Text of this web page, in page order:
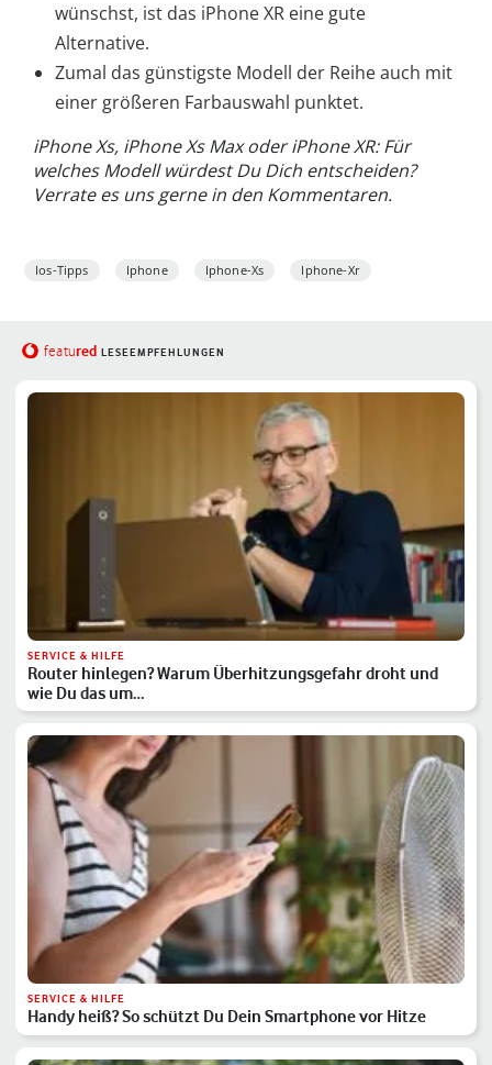
wünschst, ist das iPhone XR eine gute
Alternative.
Zumal das günstigste Modell der Reihe auch mit
einer größeren Farbauswahl punktet.
iPhone Xs, iPhone Xs Max oder iPhone XR: Für
welches Modell würdest Du Dich entscheiden?
Verrate es uns gerne in den Kommentaren.
Ios-Tipps Iphone Iphone-Xs Iphone-Xr
featured LESEEMPFEHLUNGEN
SERVICE & HILFE
Router hinlegen? Warum Überhitzungsgefahr droht und
wie Du das um…
SERVICE & HILFE
Handy heiß? So schützt Du Dein Smartphone vor Hitze